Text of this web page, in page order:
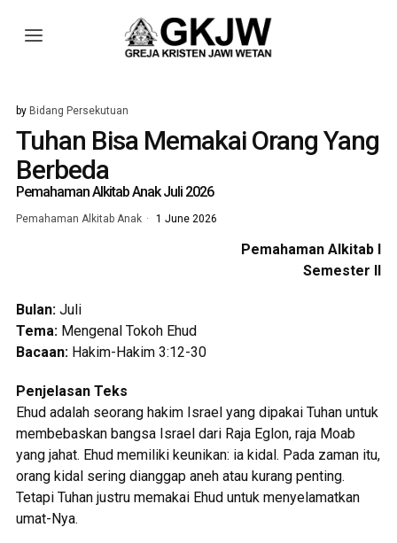
by Bidang Persekutuan
Tuhan Bisa Memakai Orang Yang
Berbeda
Pemahaman Alkitab Anak Juli 2026
Pemahaman Alkitab Anak 1 June 2026
Pemahaman Alkitab I
Semester II
Bulan: Juli
Tema: Mengenal Tokoh Ehud
Bacaan: Hakim-Hakim 3:12-30
Penjelasan Teks
Ehud adalah seorang hakim Israel yang dipakai Tuhan untuk
membebaskan bangsa Israel dari Raja Eglon, raja Moab
yang jahat. Ehud memiliki keunikan: ia kidal. Pada zaman itu,
orang kidal sering dianggap aneh atau kurang penting.
Tetapi Tuhan justru memakai Ehud untuk menyelamatkan
umat-Nya.